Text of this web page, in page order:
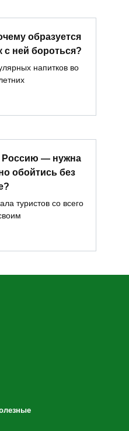
образуется
с ней бороться?
напитков во
Россию — нужна
обойтись без
туристов со всего